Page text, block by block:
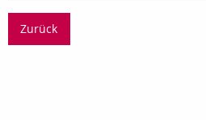
Zurück